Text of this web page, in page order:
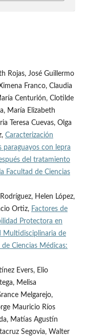
Rojas, José Guillermo
Franco, Claudia
Centurión, Clotilde
María Elizabeth
Teresa Cuevas, Olga
Caracterización
paraguayos con lepra
del tratamiento
Facultad de Ciencias
Helen López,
Ortiz, Factores de
Protectora en
Multidisciplinaria de
Ciencias Médicas:
Evers, Elio
Melisa
Melgarejo,
Mauricio Ríos
Matías Agustín
Segovia, Walter